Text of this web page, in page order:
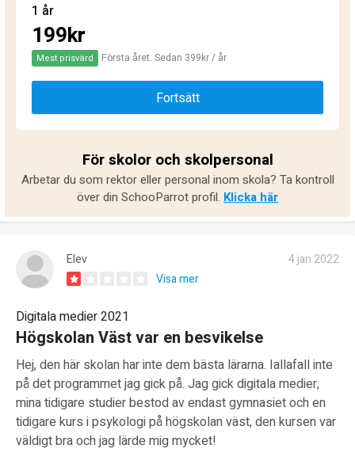
1 år
199kr
Mest prisvärd Första året. Sedan 399kr / år
Fortsätt
För skolor och skolpersonal
Arbetar du som rektor eller personal inom skola? Ta kontroll
över din SchooParrot profil. Klicka här
Elev
4 jan 2022
Visa mer
Digitala medier 2021
Högskolan Väst var en besvikelse
Hej, den här skolan har inte dem bästa lärarna. Iallafall inte
på det programmet jag gick på. Jag gick digitala medier,
mina tidigare studier bestod av endast gymnasiet och en
tidigare kurs i psykologi på högskolan väst, den kursen var
väldigt bra och jag lärde mig mycket!